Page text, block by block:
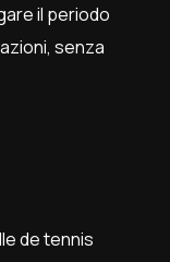
il periodo
senza
de tennis